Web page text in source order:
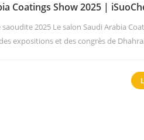
Coatings Show 2025 |
2025 Le salon Saudi Arabia
expositions et des congrès de